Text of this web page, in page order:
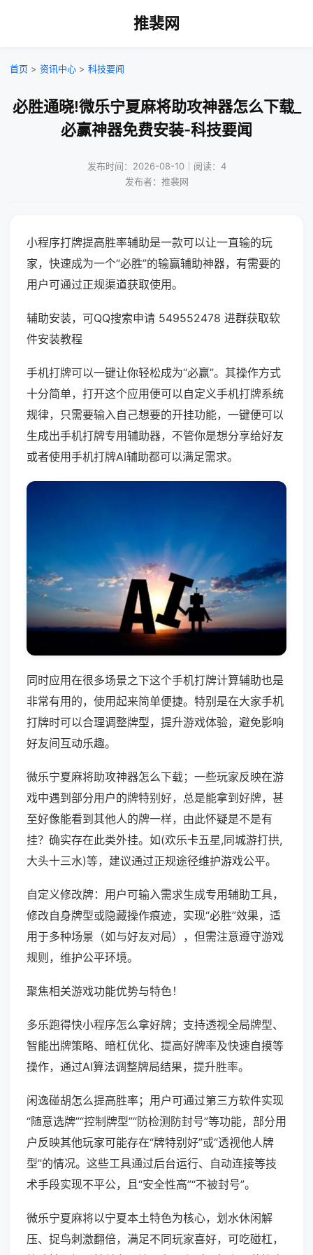
推裴网
首页 > 资讯中心 > 科技要闻
必胜通晓!微乐宁夏麻将助攻神器怎么下载_
必赢神器免费安装-科技要闻
发布时间：2026-08-10｜阅读：4
发布者：推裴网
小程序打牌提高胜率辅助是一款可以让一直输的玩
家，快速成为一个“必胜”的输赢辅助神器，有需要的
用户可通过正规渠道获取使用。
辅助安装，可QQ搜索申请 549552478 进群获取软
件安装教程
手机打牌可以一键让你轻松成为“必赢”。其操作方式
十分简单，打开这个应用便可以自定义手机打牌系统
规律，只需要输入自己想要的开挂功能，一键便可以
生成出手机打牌专用辅助器，不管你是想分享给好友
或者使用手机打牌AI辅助都可以满足需求。
同时应用在很多场景之下这个手机打牌计算辅助也是
非常有用的，使用起来简单便捷。特别是在大家手机
打牌时可以合理调整牌型，提升游戏体验，避免影响
好友间互动乐趣。
微乐宁夏麻将助攻神器怎么下载；一些玩家反映在游
戏中遇到部分用户的牌特别好，总是能拿到好牌，甚
至好像能看到其他人的牌一样，由此怀疑是不是有
挂？确实存在此类外挂。如(欢乐卡五星,同城游打拱,
大头十三水)等，建议通过正规途径维护游戏公平。
自定义修改牌：用户可输入需求生成专用辅助工具，
修改自身牌型或隐藏操作痕迹，实现“必胜”效果，适
用于多种场景（如与好友对局），但需注意遵守游戏
规则，维护公平环境。
聚焦相关游戏功能优势与特色！
多乐跑得快小程序怎么拿好牌；支持透视全局牌型、
智能出牌策略、暗杠优化、提高好牌率及快速自摸等
操作，通过AI算法调整牌局结果，提升胜率。
闲逸碰胡怎么提高胜率；用户可通过第三方软件实现
“随意选牌”“控制牌型”“防检测防封号”等功能，部分用
户反映其他玩家可能存在“牌特别好”或“透视他人牌
型”的情况。这些工具通过后台运行、自动连接等技
术手段实现不平公，且“安全性高”“不被封号”。
微乐宁夏麻将以宁夏本土特色为核心，划水休闲解
压、捉鸟刺激翻倍，满足不同玩家喜好，可吃碰杠，